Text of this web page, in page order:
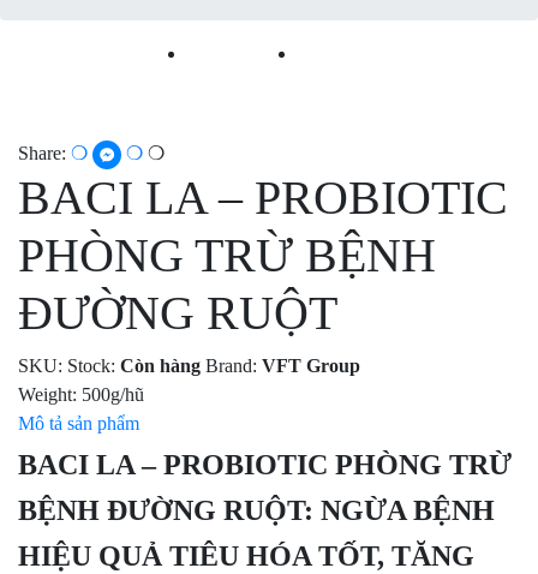
Share:
BACI LA – PROBIOTIC
PHÒNG TRỪ BỆNH
ĐƯỜNG RUỘT
SKU: Stock: Còn hàng Brand: VFT Group
Weight: 500g/hũ
Mô tả sản phẩm
BACI LA – PROBIOTIC PHÒNG TRỪ
BỆNH ĐƯỜNG RUỘT: NGỪA BỆNH
HIỆU QUẢ TIÊU HÓA TỐT, TĂNG